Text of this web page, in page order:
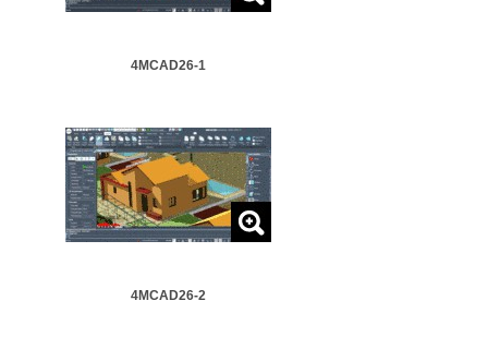
4MCAD26-1
4MCAD26-2